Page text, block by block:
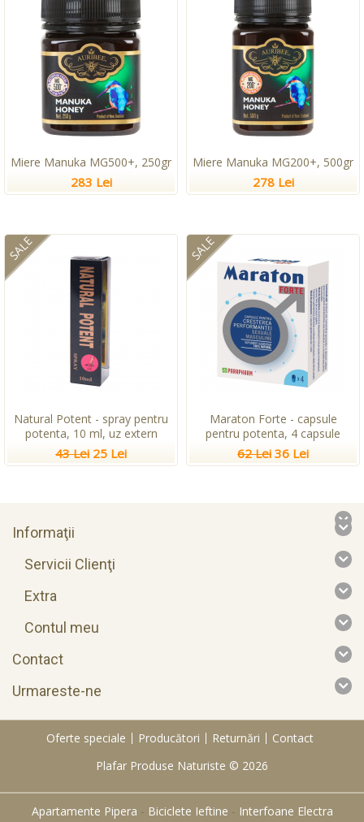
Miere Manuka MG500+, 250gr
283 Lei
Miere Manuka MG200+, 500gr
278 Lei
SALE
Natural Potent - spray pentru
potenta, 10 ml, uz extern
43 Lei 25 Lei
SALE
Maraton Forte - capsule
pentru potenta, 4 capsule
62 Lei 36 Lei
Informaţii
Servicii Clienţi
Extra
Contul meu
Contact
Urmareste-ne
Oferte speciale Producători Returnări
Contact
Plafar Produse Naturiste © 2026
Apartamente Pipera - Biciclete Ieftine - Interfoane Electra